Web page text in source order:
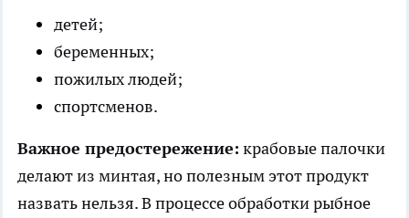
детей;
беременных;
пожилых людей;
спортсменов.
Важное предостережение: крабовые палочки
делают из минтая, но полезным этот продукт
назвать нельзя. В процессе обработки рыбное